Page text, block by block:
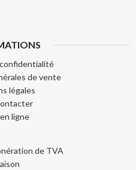
de vente
légales
ligne
de TVA